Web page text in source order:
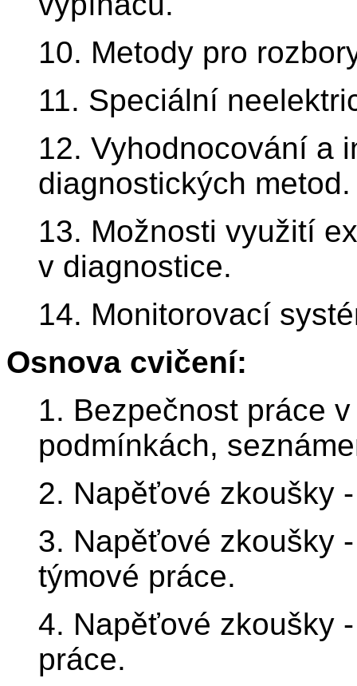
10. Metody pro
11. Speciální
12. Vyhodnocování a
diagnostických metod.
13. Možnosti využití
v diagnostice.
14. Monitorovací
Osnova cvičení:
1. Bezpečnost práce
podmínkách,
2. Napěťové zkoušky
3. Napěťové zkoušky
týmové práce.
4. Napěťové zkoušky
práce.